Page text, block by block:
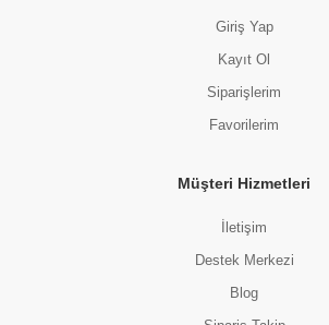
Giriş Yap
Kayıt Ol
Siparişlerim
Favorilerim
Müşteri Hizmetleri
İletişim
Destek Merkezi
Blog